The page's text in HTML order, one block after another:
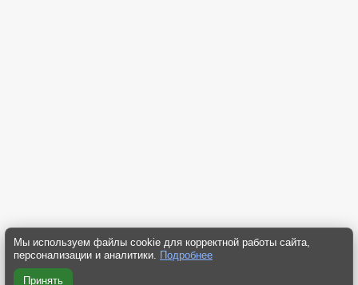
Мы используем файлы cookie для корректной работы сайта,
персонализации и аналитики. Подробнее
Принять